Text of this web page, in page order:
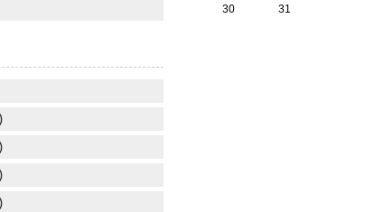
30
31